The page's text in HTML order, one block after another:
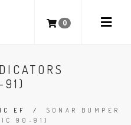
0
EF / SONAR BUMPER
90-91)